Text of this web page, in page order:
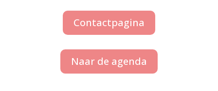
Contactpagina
Naar de agenda